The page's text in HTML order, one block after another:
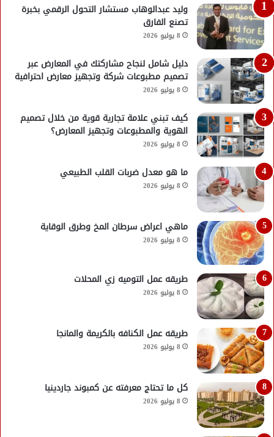
وليد عبدالوهاب مستشار التحول الرقمي بخبرة
تصنع الفارق
8 يوليو 2026
دليل شامل لنجاح مشاركتك في المعارض عبر
تصميم مطبوعات شركة وتجهيز معارض احترافية
8 يوليو 2026
كيف تبني علامة تجارية قوية من خلال تصميم
الهوية والمطبوعات وتجهيز المعارض؟
8 يوليو 2026
ما هو معدل ضربات القلب الطبيعي
8 يوليو 2026
ماهي اعراض سرطان المخ وطرق الوقاية
8 يوليو 2026
طريقه عمل التوميه زي المحلات
8 يوليو 2026
طريقه عمل الكنافه بالكريمة والمانجا
8 يوليو 2026
كل ما تحتاج معرفته عن كمبوند جاردينيا
8 يوليو 2026